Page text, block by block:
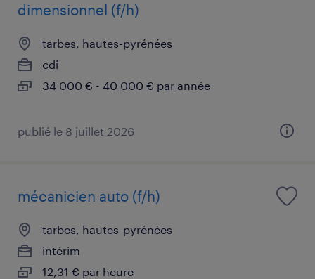
dimensionnel (f/h)
tarbes, hautes-pyrénées
cdi
34 000 € - 40 000 € par année
publié le 8 juillet 2026
mécanicien auto (f/h)
tarbes, hautes-pyrénées
intérim
12,31 € par heure